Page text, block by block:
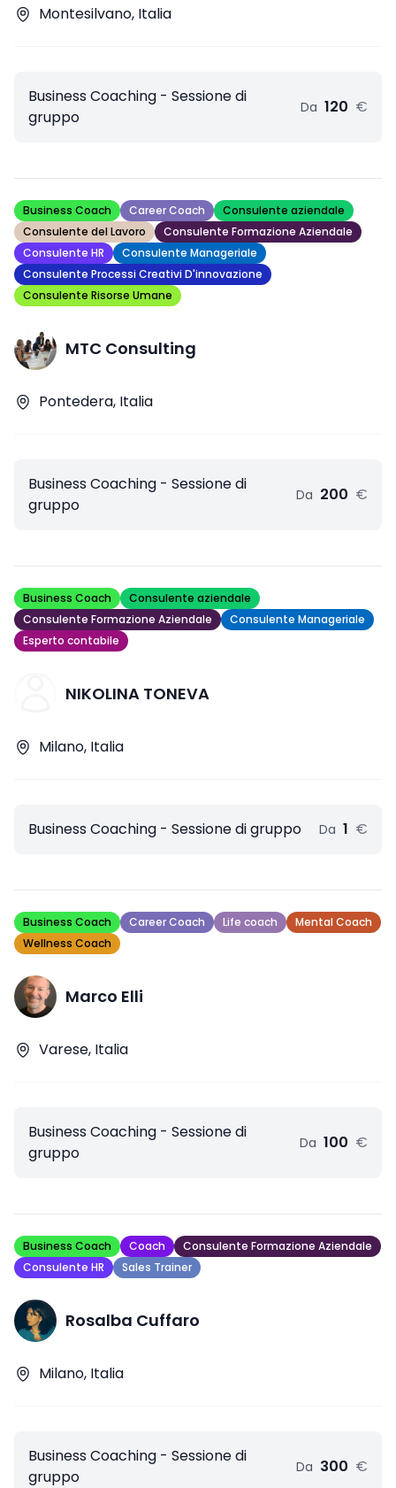
Montesilvano, Italia
Business Coaching - Sessione di
gruppo
Da 120 €
Business Coach Career Coach
Consulente aziendale
Consulente del Lavoro
Consulente Formazione Aziendale
Consulente HR
Consulente Manageriale
Consulente Processi Creativi D'innovazione
Consulente Risorse Umane
MTC Consulting
Pontedera, Italia
Business Coaching - Sessione di
gruppo
Da 200 €
Business Coach
Consulente aziendale
Consulente Formazione Aziendale
Consulente Manageriale
Esperto contabile
NIKOLINA TONEVA
Milano, Italia
Business Coaching - Sessione di gruppo Da 1 €
Business Coach Career Coach Life coach
Mental Coach
Wellness Coach
Marco Elli
Varese, Italia
Business Coaching - Sessione di
gruppo
Da 100 €
Business Coach Coach
Consulente Formazione Aziendale
Consulente HR
Sales Trainer
Rosalba Cuffaro
Milano, Italia
Business Coaching - Sessione di
gruppo
Da 300 €